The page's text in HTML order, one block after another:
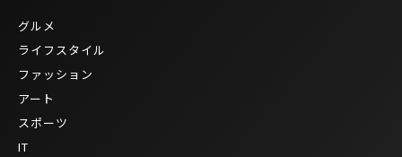
グルメ
ライフスタイル
ファッション
アート
スポーツ
IT